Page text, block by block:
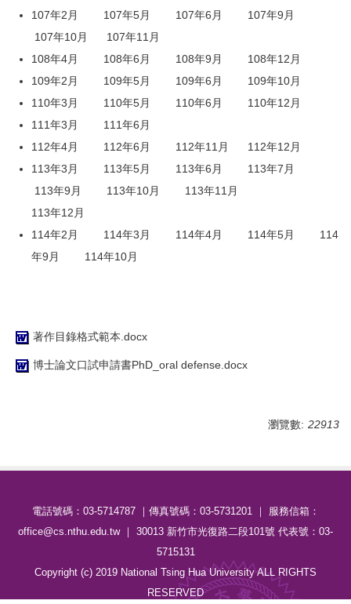
107年2月
107年5月 107年6月
107年9月
107年10月
107年11月
108年4月
108年6月 108年9月
108年12月
109年2月
109年5月 109年6月
109年10月
110年3月
110年5月 110年6月
110年12月
111年3月
111年6月
112年4月
112年6月 112年11月
112年12月
113年3月
113年5月 113年6月
113年7月
113年9月
113年10月
113年11月
113年12月
114年2月
114年3月 114年4月 114年5月
114
年9月
114年10月
著作目錄格式範本.docx
博士論文口試申請書PhD_oral defense.docx
瀏覽數: 22913
電話號碼：03-5714787 ｜傳真號碼：03-5731201 ｜ 服務信箱：
office@cs.nthu.edu.tw ｜ 30013 新竹市光復路二段101號 代表號：03-
5715131
Copyright (c) 2019 National Tsing Hua University ALL RIGHTS
RESERVED